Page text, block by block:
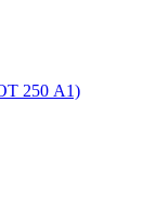
250 A1)